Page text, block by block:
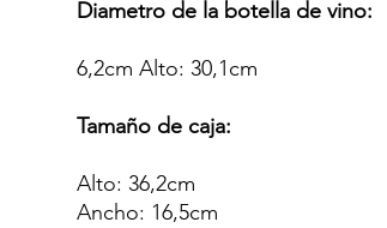
Diametro de la botella de vino:
6,2cm Alto: 30,1cm
Tamaño de caja:
Alto: 36,2cm
Ancho: 16,5cm